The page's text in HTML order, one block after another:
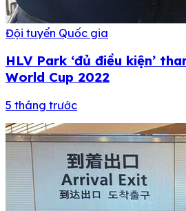
Đội tuyển Quốc gia
HLV Park ‘đủ điều kiện’
World Cup 2022
5 tháng trước